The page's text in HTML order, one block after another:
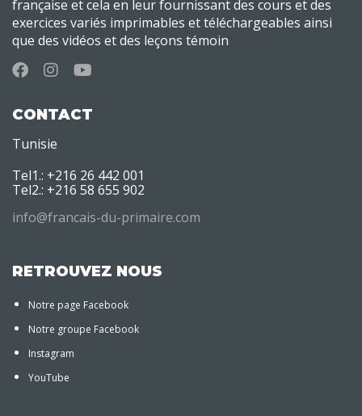
française et cela en leur fournissant des cours et des
exercices variés imprimables et téléchargeables ainsi
que des vidéos et des leçons témoin
CONTACT
Tunisie
Tel1.: +216 26 442 001
Tel2.: +216 58 655 902
info@francais-du-primaire.com
RETROUVEZ NOUS
Notre page Facebook
Notre groupe Facebook
Instagram
YouTube